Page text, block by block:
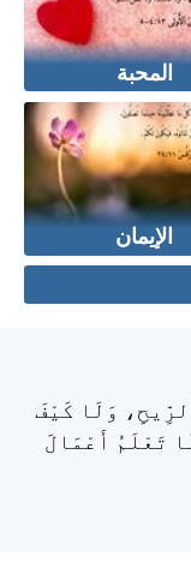
المحبة
الإيمان
وَلَا كَيْفَ
تَعْلَمُ أَعْمَالَ